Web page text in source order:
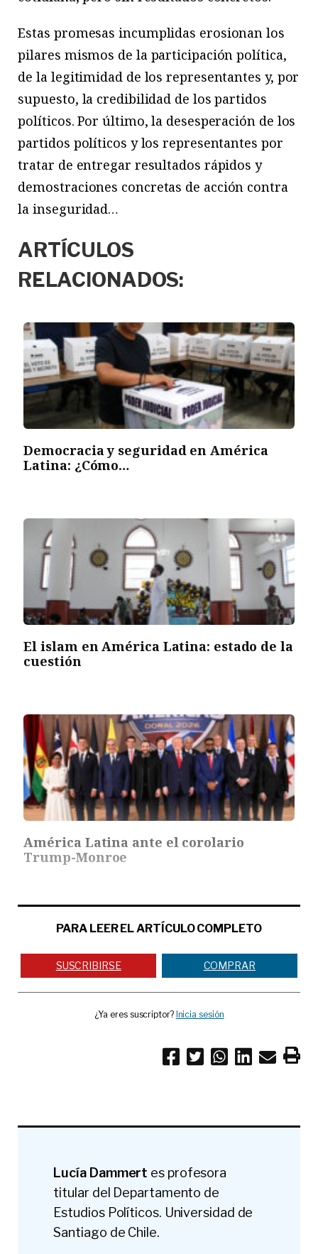
Estas promesas incumplidas erosionan los
pilares mismos de la participación política,
de la legitimidad de los representantes y, por
supuesto, la credibilidad de los partidos
políticos. Por último, la desesperación de los
partidos políticos y los representantes por
tratar de entregar resultados rápidos y
demostraciones concretas de acción contra
la inseguridad…
ARTÍCULOS
RELACIONADOS:
Democracia y seguridad en América
Latina: ¿Cómo…
El islam en América Latina: estado de la
cuestión
América Latina ante el corolario
Trump-Monroe
PARA LEER EL ARTÍCULO COMPLETO
SUSCRIBIRSE COMPRAR
¿Ya eres suscriptor? Inicia sesión
Lucía Dammert es profesora
titular del Departamento de
Estudios Políticos. Universidad de
Santiago de Chile.